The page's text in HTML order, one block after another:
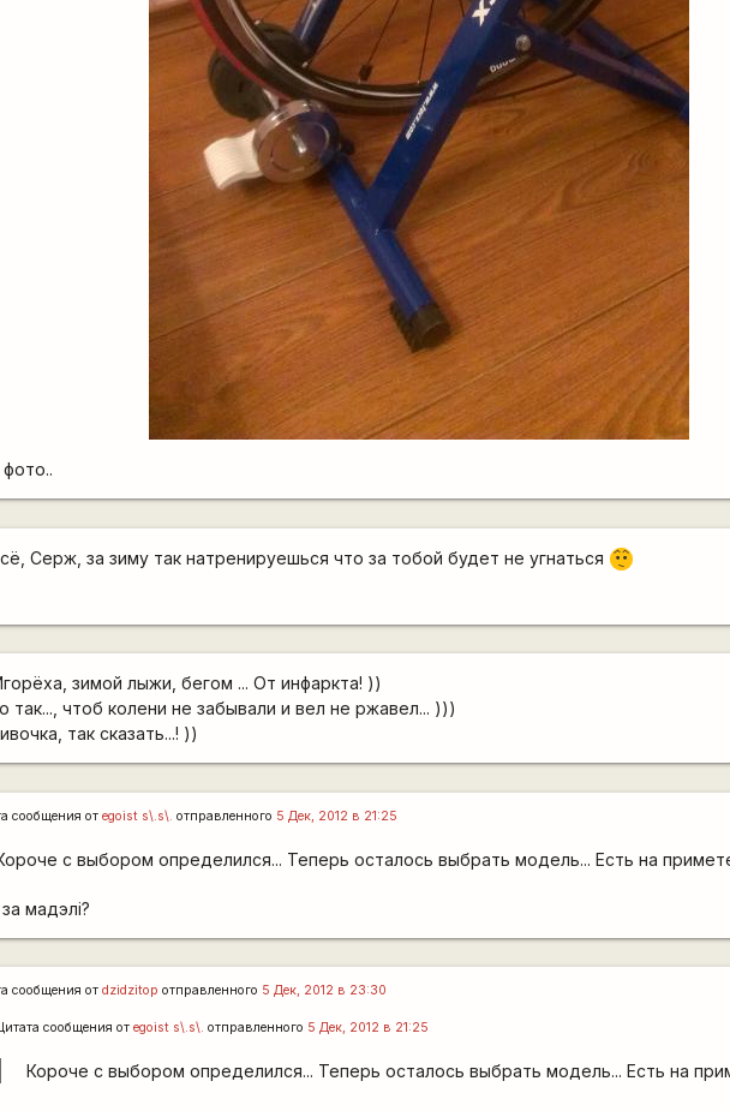
Серж, за зиму так натренируешься что за тобой будет не угнаться :-/
зимой лыжи, бегом ... От инфаркта! ))
так..., чтоб колени не забывали и вел не ржавел... )))
так сказать...! ))
сообщения отegoist s\.s\. отправленного 5 Дек, 2012 в 21:25
с выбором определился... Теперь осталось выбрать модель... Есть на
мадэлі?
сообщения отdzidzitop отправленного 5 Дек, 2012 в 23:30
сообщения отegoist s\.s\. отправленного 5 Дек, 2012 в 21:25
Короче с выбором определился... Теперь осталось выбрать модель... Есть на